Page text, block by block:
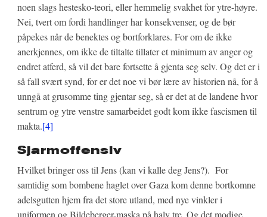
noen slags hestesko-teori, eller hemmelig svakhet for ytre-høyre.
Nei, tvert om fordi handlinger har konsekvenser, og de bør
påpekes når de benektes og bortforklares. For om de ikke
anerkjennes, om ikke de tiltalte tillater et minimum av anger og
endret atferd, så vil det bare fortsette å gjenta seg selv. Og det er i
så fall svært synd, for er det noe vi bør lære av historien nå, for å
unngå at grusomme ting gjentar seg, så er det at de landene hvor
sentrum og ytre venstre samarbeidet godt kom ikke fascismen til
makta.[4]
Sjarmoffensiv
Hvilket bringer oss til Jens (kan vi kalle deg Jens?). For
samtidig som bombene haglet over Gaza kom denne bortkomne
adelsgutten hjem fra det store utland, med nye vinkler i
uniformen og Bildeberger-maska på halv tre. Og det modige